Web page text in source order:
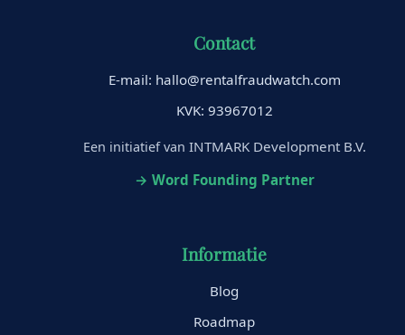
Contact
E-mail: hallo@rentalfraudwatch.com
KVK: 93967012
Een initiatief van INTMARK Development B.V.
→ Word Founding Partner
Informatie
Blog
Roadmap